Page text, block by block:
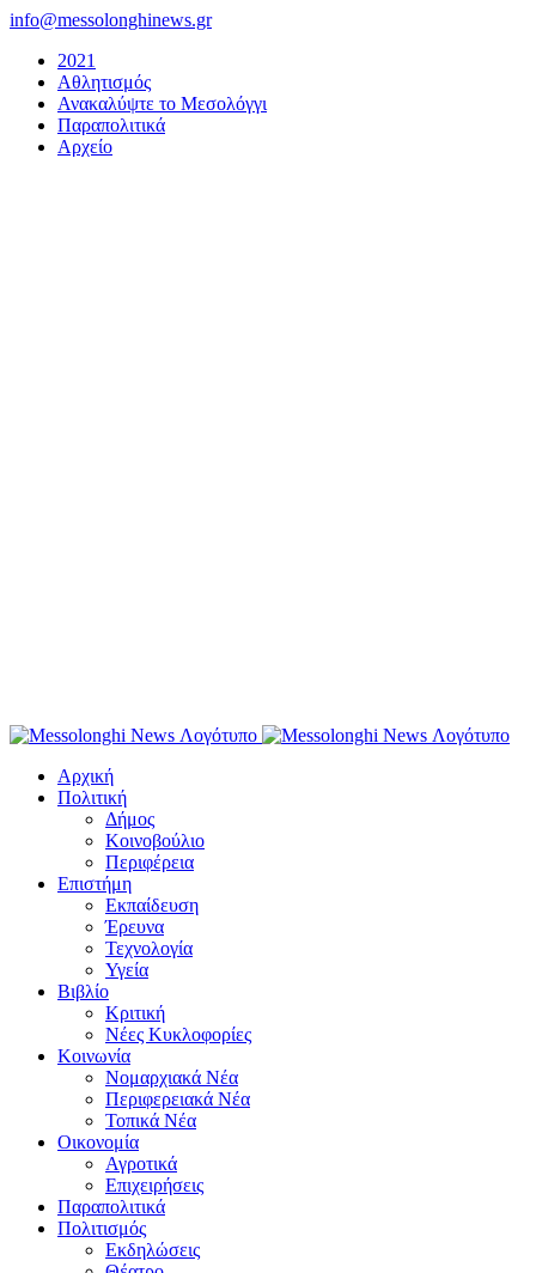
Μετάβαση
περιεχόμενο
info@messolonghinews.gr
2021
Αθλητισμός
Ανακαλύψτε το Μεσολόγγι
Παραπολιτικά
Αρχείο
Αρχική
Πολιτική
Δήμος
Κοινοβούλιο
Περιφέρεια
Επιστήμη
Εκπαίδευση
Έρευνα
Τεχνολογία
Υγεία
Βιβλίο
Κριτική
Νέες Κυκλοφορίες
Κοινωνία
Νομαρχιακά Νέα
Περιφερειακά Νέα
Τοπικά Νέα
Οικονομία
Αγροτικά
Επιχειρήσεις
Παραπολιτικά
Πολιτισμός
Εκδηλώσεις